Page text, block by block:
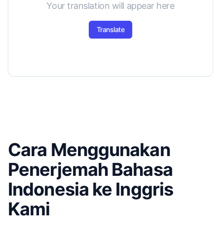
Your translation will appear here
Translate
Cara Menggunakan
Penerjemah Bahasa
Indonesia ke Inggris
Kami